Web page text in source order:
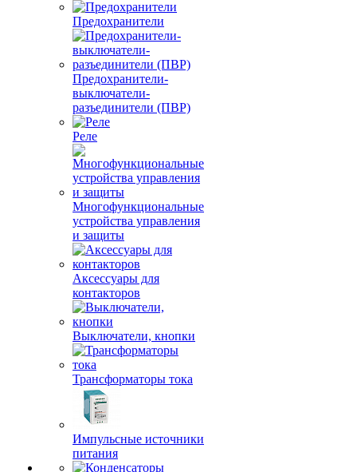
Предохранители
Предохранители-
выключатели-
разъединители (ПВР)
Реле
Многофункциональные
устройства управления
и защиты
Аксессуары для
контакторов
Выключатели, кнопки
Трансформаторы тока
Импульсные источники
питания